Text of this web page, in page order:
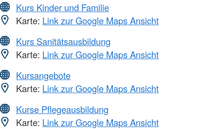
Kurs Kinder und Familie
Karte: Link zur Google Maps Ansicht
Kurs Sanitätsausbildung
Karte: Link zur Google Maps Ansicht
Kursangebote
Karte: Link zur Google Maps Ansicht
Kurse Pflegeausbildung
Karte: Link zur Google Maps Ansicht